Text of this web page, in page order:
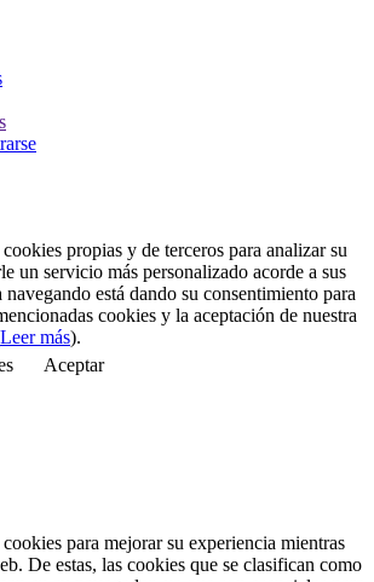
propias y de terceros para analizar su
un servicio más personalizado acorde a sus
está dando su consentimiento para
cookies y la aceptación de nuestra
Leer más).
Aceptar
para mejorar su experiencia mientras
De estas, las cookies que se clasifican como